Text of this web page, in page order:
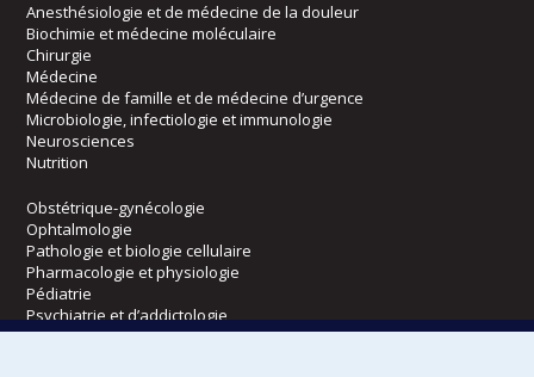
Anesthésiologie et de médecine de la douleur
Biochimie et médecine moléculaire
Chirurgie
Médecine
Médecine de famille et de médecine d’urgence
Microbiologie, infectiologie et immunologie
Neurosciences
Nutrition
Obstétrique-gynécologie
Ophtalmologie
Pathologie et biologie cellulaire
Pharmacologie et physiologie
Pédiatrie
Psychiatrie et d’addictologie
Radiologie, radio-oncologie et médecine nucléaire